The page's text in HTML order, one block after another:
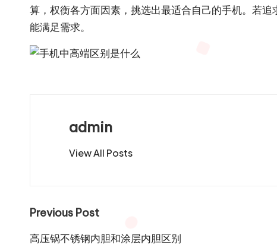
算，权衡各方面因素，挑选出最适合自己的手机。若
能满足需求。
admin
View All Posts
Post
navigation
Previous Post
高压锅不锈钢内胆和涂层内胆区别